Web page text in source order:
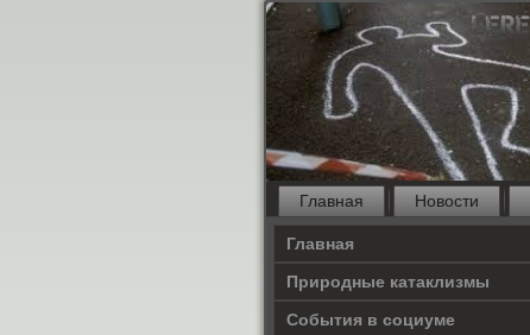
Главная Новости
Главная
Природные катаклизмы
События в социуме